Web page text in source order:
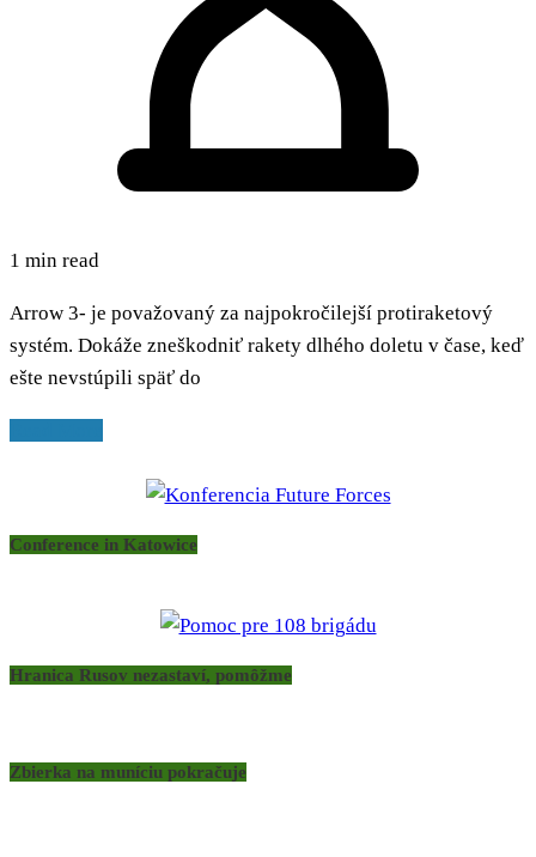
1 min read
Arrow 3- je považovaný za najpokročilejší protiraketový
systém. Dokáže zneškodniť rakety dlhého doletu v čase, keď
ešte nevstúpili späť do
Conference in Katowice
Hranica Rusov nezastaví, pomôžme
Zbierka na muníciu pokračuje